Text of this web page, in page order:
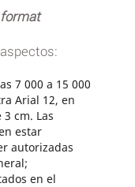
7 000 a 15 000
Arial 12, en
cm. Las
estar
autorizadas
en el